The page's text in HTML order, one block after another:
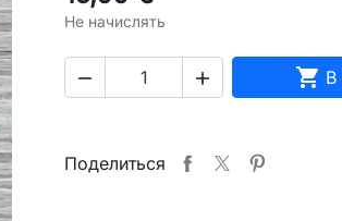
Не начислять
   В
Поделиться